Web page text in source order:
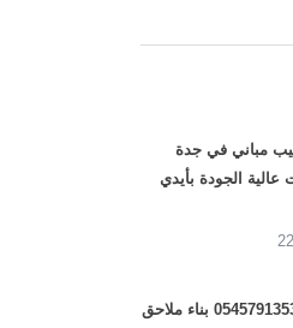
مباني في جدة
خدمات عالية الجودة بأيدي
مقاول ملاحق جدة 0545791353 بناء ملاحق